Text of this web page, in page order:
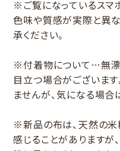
※ご覧になっているスマ
色味や質感が実際と異
承ください。
※付着物について…無漂
目立つ場合がございま
ませんが、気になる場合
※新品の布は、天然の米
感じることがありますが